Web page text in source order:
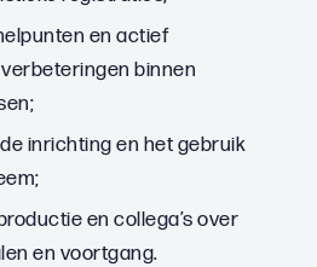
en actief
binnen
inrichting en het gebruik
en collega’s over
en voortgang.